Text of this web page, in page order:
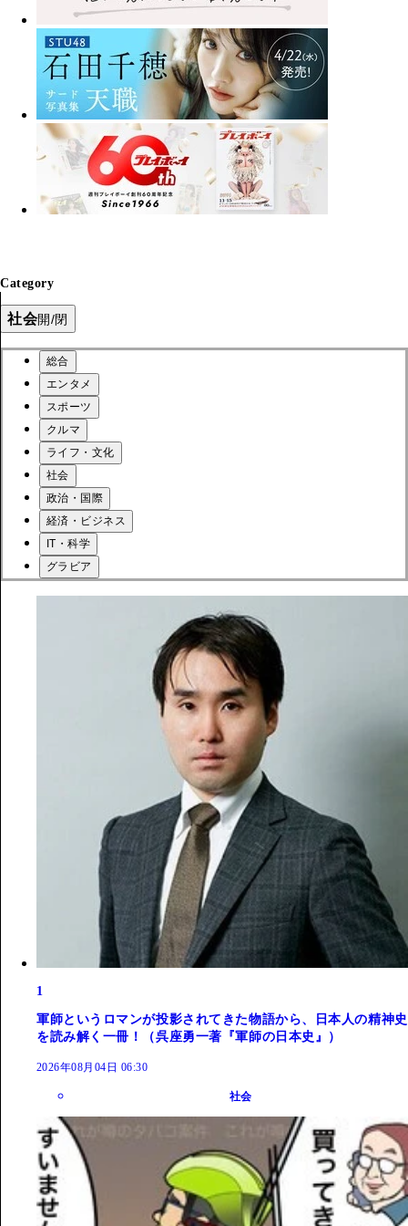
Category
社会開/閉
総合
エンタメ
スポーツ
クルマ
ライフ・文化
社会
政治・国際
経済・ビジネス
IT・科学
グラビア
1
軍師というロマンが投影されてきた物語から、日本人の精神史
を読み解く一冊！（呉座勇一著『軍師の日本史』）
2026年08月04日 06:30
社会